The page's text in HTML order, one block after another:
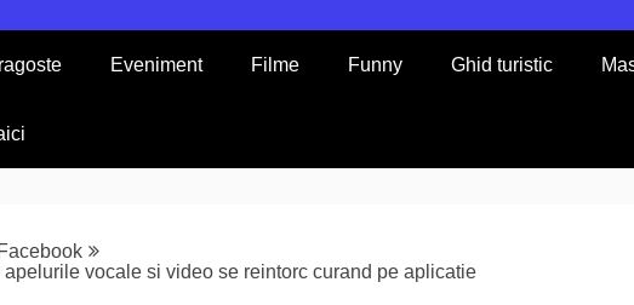
Eveniment Filme Funny Ghid turistic
Facebook
apelurile vocale si video se reintorc curand pe aplicatie